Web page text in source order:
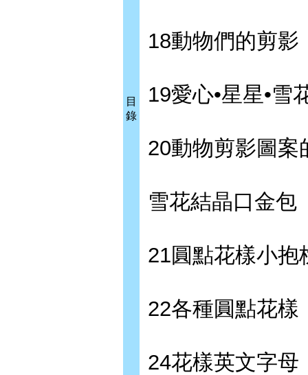
目
錄
18動物們的剪影
19愛心•星星•雪
20動物剪影圖案
雪花結晶口金包
21圓點花樣小抱
22各種圓點花樣
24花樣英文字母